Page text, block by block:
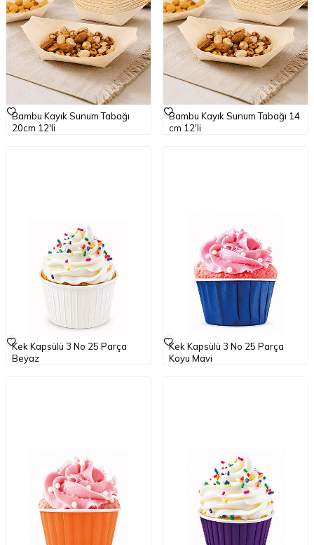
Bambu Kayık Sunum Tabağı
20cm 12'li
Bambu Kayık Sunum Tabağı 14
cm 12'li
Kek Kapsülü 3 No 25 Parça
Beyaz
Kek Kapsülü 3 No 25 Parça
Koyu Mavi